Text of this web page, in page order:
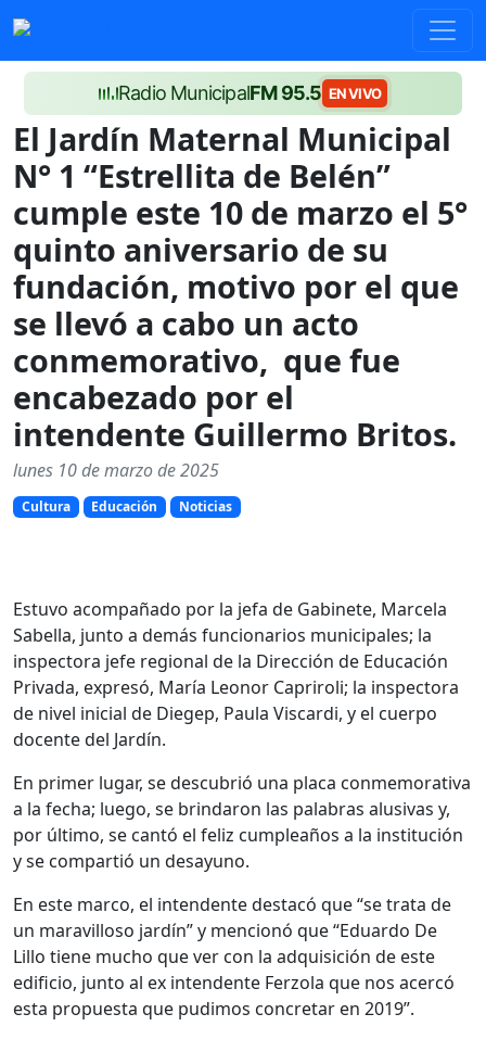
Radio MunicipalFM 95.5 EN VIVO
El Jardín Maternal Municipal
N° 1 “Estrellita de Belén”
cumple este 10 de marzo el 5°
quinto aniversario de su
fundación, motivo por el que
se llevó a cabo un acto
conmemorativo, que fue
encabezado por el
intendente Guillermo Britos.
lunes 10 de marzo de 2025
Cultura Educación Noticias
Estuvo acompañado por la jefa de Gabinete, Marcela
Sabella, junto a demás funcionarios municipales; la
inspectora jefe regional de la Dirección de Educación
Privada, expresó, María Leonor Capriroli; la inspectora
de nivel inicial de Diegep, Paula Viscardi, y el cuerpo
docente del Jardín.
En primer lugar, se descubrió una placa conmemorativa
a la fecha; luego, se brindaron las palabras alusivas y,
por último, se cantó el feliz cumpleaños a la institución
y se compartió un desayuno.
En este marco, el intendente destacó que “se trata de
un maravilloso jardín” y mencionó que “Eduardo De
Lillo tiene mucho que ver con la adquisición de este
edificio, junto al ex intendente Ferzola que nos acercó
esta propuesta que pudimos concretar en 2019”.